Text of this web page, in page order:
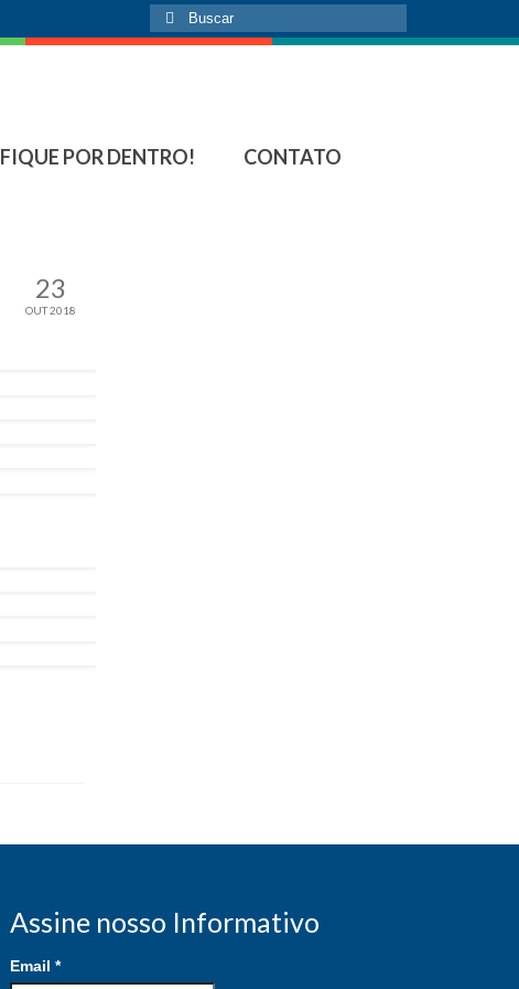
Buscar
por:
FIQUE POR DENTRO! CONTATO
23
OUT 2018
Assine nosso Informativo
Email *